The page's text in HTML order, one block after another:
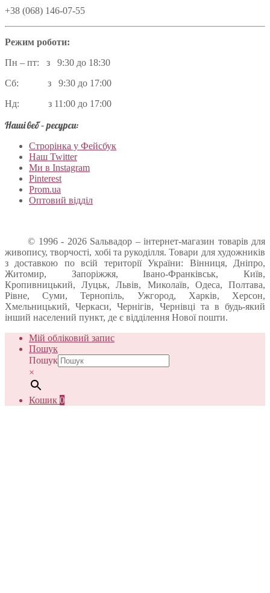
+38 (068) 146-07-55
Режим роботи:
Пн – пт: з 9:30 до 18:30
Сб: з 9:30 до 17:00
Нд: з 11:00 до 17:00
Наші веб – ресурси:
Строрінка у Фейсбук
Наш Twitter
Ми в Instagram
Pinterest
Prom.ua
Оптовий відділ
© 1996 - 2026 Sальвадор – інтернет-магазин товарів для
живопису, творчості, хобі та рукоділля. Товари для художників
з доставкою по всій території України: Вінниця, Дніпро,
Житомир, Запоріжжя, Івано-Франківськ, Київ,
Кропивницький, Луцьк, Львів, Миколаїв, Одеса, Полтава,
Рівне, Суми, Тернопіль, Ужгород, Харків, Херсон,
Хмельницький, Черкаси, Чернігів, Чернівці та в будь-який
інший населений пункт, де є відділення Нової пошти.
Мій обліковий запис
Пошук
Пошук
×
Кошик 0